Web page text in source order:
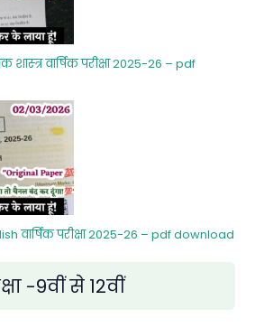
शास्‍त्र वार्षिक परीक्षा 2025-26 – pdf
वार्षिक परीक्षा 2025-26 – pdf download
-9वीं से 12वीं